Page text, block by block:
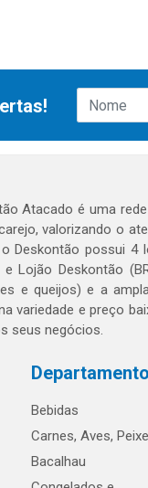
Atacado é uma
valorizando o
Deskontão possui 4
e Lojão Deskontão
e queijos) e a
variedade e preço
seus negócios.
Bebidas
Carnes, Aves,
Bacalhau